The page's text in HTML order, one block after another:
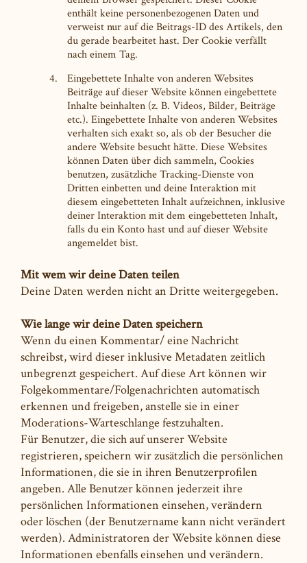
enthält keine personenbezogenen Daten und
verweist nur auf die Beitrags-ID des Artikels, den
du gerade bearbeitet hast. Der Cookie verfällt
nach einem Tag.
Eingebettete Inhalte von anderen Websites
Beiträge auf dieser Website können eingebettete
Inhalte beinhalten (z. B. Videos, Bilder, Beiträge
etc.). Eingebettete Inhalte von anderen Websites
verhalten sich exakt so, als ob der Besucher die
andere Website besucht hätte. Diese Websites
können Daten über dich sammeln, Cookies
benutzen, zusätzliche Tracking-Dienste von
Dritten einbetten und deine Interaktion mit
diesem eingebetteten Inhalt aufzeichnen, inklusive
deiner Interaktion mit dem eingebetteten Inhalt,
falls du ein Konto hast und auf dieser Website
angemeldet bist.
Mit wem wir deine Daten teilen
Deine Daten werden nicht an Dritte weitergegeben.
Wie lange wir deine Daten speichern
Wenn du einen Kommentar/ eine Nachricht
schreibst, wird dieser inklusive Metadaten zeitlich
unbegrenzt gespeichert. Auf diese Art können wir
Folgekommentare/Folgenachrichten automatisch
erkennen und freigeben, anstelle sie in einer
Moderations-Warteschlange festzuhalten.
Für Benutzer, die sich auf unserer Website
registrieren, speichern wir zusätzlich die persönlichen
Informationen, die sie in ihren Benutzerprofilen
angeben. Alle Benutzer können jederzeit ihre
persönlichen Informationen einsehen, verändern
oder löschen (der Benutzername kann nicht verändert
werden). Administratoren der Website können diese
Informationen ebenfalls einsehen und verändern.